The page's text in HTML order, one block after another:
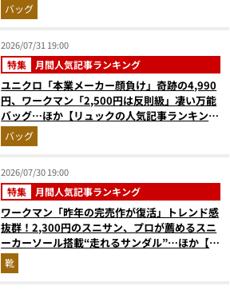
バッグ
2026/07/31 19:00
特集 月間人気記事ランキング
ユニクロ「本業メーカー顔負け」奇跡の4,990
円、ワークマン「2,500円は反則級」凄い万能
バッグ…ほか【リュックの人気記事ランキング
ベスト3】（2026年6月版）
バッグ
2026/07/30 19:00
特集 月間人気記事ランキング
ワークマン「昨年の完売作が復活」トレンド感
抜群！2,300円のスニサン、プロが薦めるスニ
ーカーソール搭載“走れるサンダル”…ほか【夏
シューズの人気記事ランキングベスト3】
（2026年6月版）
靴